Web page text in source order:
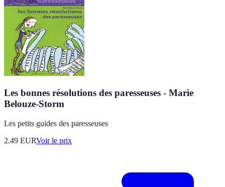
Les bonnes résolutions des paresseuses - Marie
Belouze-Storm
Les petits guides des paresseuses
2.49 EURVoir le prix